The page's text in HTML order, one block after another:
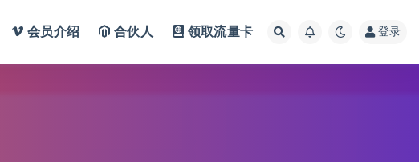
会员介绍 合伙人 领取流量卡 登录